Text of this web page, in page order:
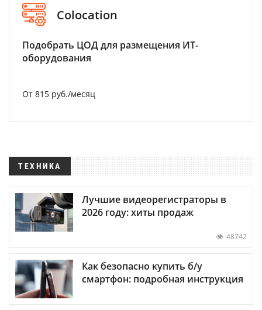
Colocation
Подобрать ЦОД для размещения ИТ-
оборудования
От 815 руб./месяц
ТЕХНИКА
Лучшие видеорегистраторы в
2026 году: хиты продаж
48742
Как безопасно купить б/у
смартфон: подробная инструкция